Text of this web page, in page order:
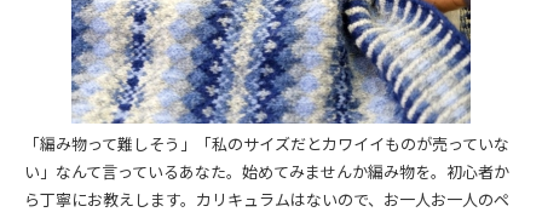
「編み物って難しそう」「私のサイズだとカワイイものが売っていな
い」なんて言っているあなた。始めてみませんか編み物を。初心者か
ら丁寧にお教えします。カリキュラムはないので、お一人お一人のペ